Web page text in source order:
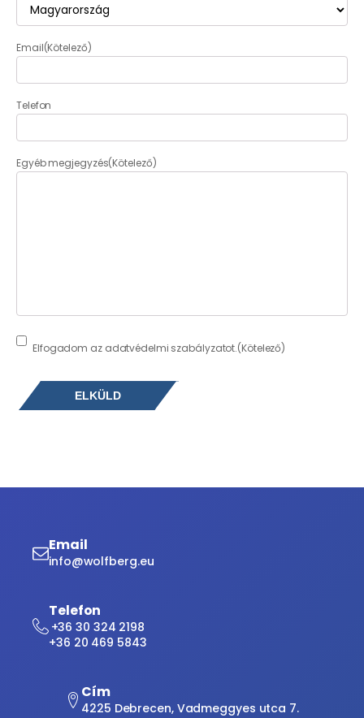
Email(Kötelező)
Telefon
Egyéb megjegyzés(Kötelező)
Consent(Kötelező)
Elfogadom az adatvédelmi szabályzatot.(Kötelező)
Email
info@wolfberg.eu
Telefon
+36 30 324 2198
+36 20 469 5843
Cím
4225 Debrecen, Vadmeggyes utca 7.